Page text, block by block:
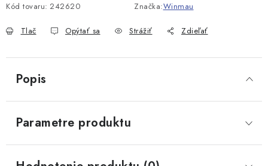
Kód tovaru: 242620 Značka:Winmau
Tlač Opýtať sa Strážiť Zdieľať
Popis
Parametre produktu